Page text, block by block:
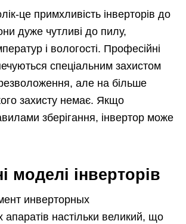
це примхливість інверторів до
дуже чутливі до пилу,
і вологості. Професійні
спеціальним захистом
але на більше
захисту немає. Якщо
зберігання, інвертор може
моделі інверторів
инверторных
настільки великий, що